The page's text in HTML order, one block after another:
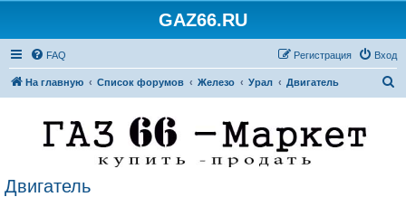
GAZ66.RU
FAQ Вход
Регистрация
На главную Список форумов Железо Урал Двигатель
Двигатель